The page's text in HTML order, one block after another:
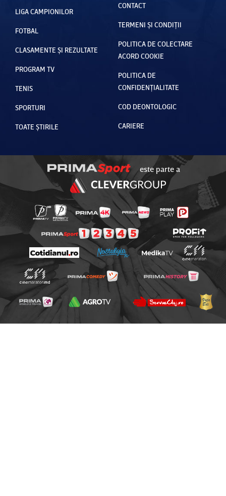
LIGA CAMPIONILOR
FOTBAL
CLASAMENTE ȘI REZULTATE
PROGRAM TV
TENIS
SPORTURI
TOATE ȘTIRILE
CONTACT
TERMENI ȘI CONDIȚII
POLITICA DE COLECTARE
ACORD COOKIE
POLITICA DE
CONFIDENȚIALITATE
COD DEONTOLOGIC
CARIERE
este parte a